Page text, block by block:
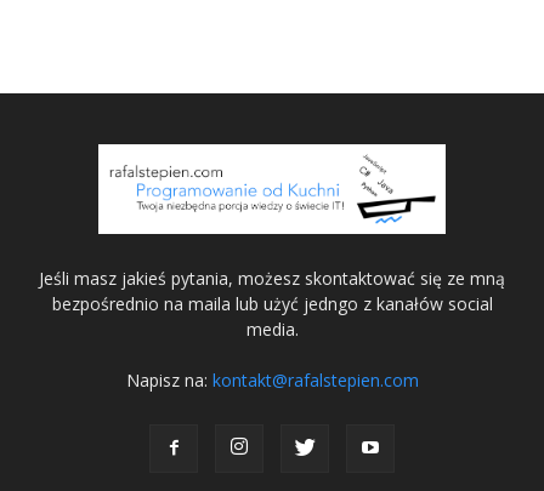
Jeśli masz jakieś pytania, możesz skontaktować się ze mną
bezpośrednio na maila lub użyć jedngo z kanałów social
media.
Napisz na: kontakt@rafalstepien.com